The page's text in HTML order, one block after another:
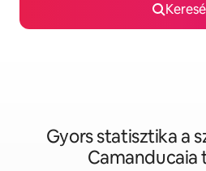
Gyors statisztika a
Camanducaia